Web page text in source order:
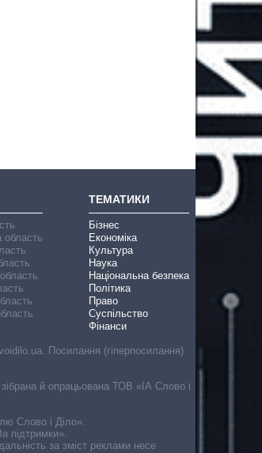
область
ТЕМАТИКИ
Бізнес
Економіка
Культура
Наука
Національна безпека
Політика
Право
Суспільство
Фінанси
Посилання (гіперпосилання)
й опрацьована ТОВ «ІА Слово і
Слово і Діло».
підтримки».
за зміст реклами несе